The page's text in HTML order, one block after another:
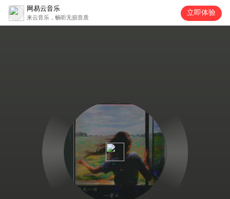
网易云音乐
来云音乐，畅听无损音质
立即体验